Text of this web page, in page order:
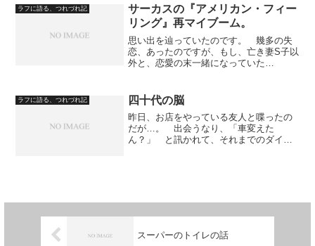
「実は、山雨くん、君に謝らん...
ラフに語る、つれづれ記
サーカスの『アメリカン・フィー
リング』再マイブーム。
思い出を辿っていたのです。 幾多の失
恋、あったのですが、もし、亡き妻S子以
外と、恋愛の末一緒になっていた
ング』という曲。 主旋律の間の間奏、
主旋律が佳境にはいるまえ、に...
ラフに語る、つれづれ記 四十代の脳
昨日、お店をやっている友人と喋ったの
だが…。 出会うなり、「車変えた
ん？」 と訊かれて、それまでのダイハ
スーパーのトイレの話